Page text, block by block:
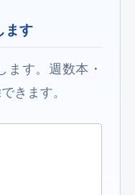
ます
ます。週数本・
きます。